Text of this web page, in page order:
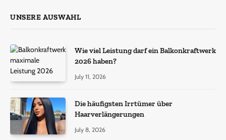
UNSERE AUSWAHL
Wie viel Leistung darf ein Balkonkraftwerk
2026 haben?
July 11, 2026
Die häufigsten Irrtümer über
Haarverlängerungen
July 8, 2026